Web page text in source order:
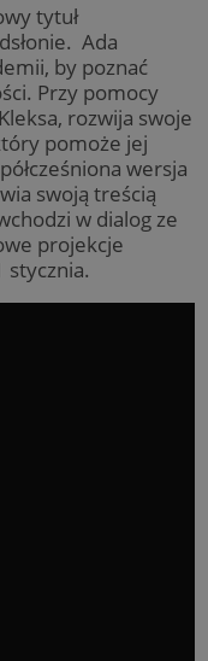
tytuł
Ada
by poznać
Przy pomocy
rozwija swoje
pomoże jej
wersja
swoją treścią
w dialog ze
projekcje
stycznia.